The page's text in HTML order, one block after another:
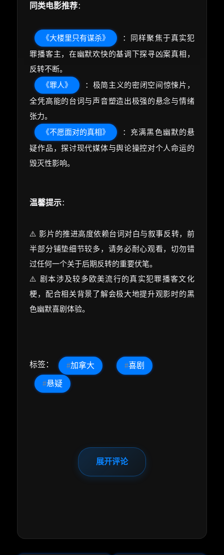
同类电影推荐：
《大楼里只有谋杀》
：同样聚焦于真实犯
罪播客主，在幽默欢快的基调下探寻凶案真相，
反转不断。
《罪人》
：极简主义的密闭空间惊悚片，
全凭高能的台词与声音塑造出极强的悬念与情绪
张力。
《不愿面对的真相》
：充满黑色幽默的悬
疑作品，探讨现代媒体与舆论操控对个人命运的
毁灭性影响。
温馨提示：
⚠️ 影片的推进高度依赖台词对白与叙事反转，前
半部分铺垫细节较多，请务必耐心观看，切勿错
过任何一个关于后期反转的重要伏笔。
⚠️ 剧本涉及较多欧美流行的真实犯罪播客文化
梗，配合相关背景了解会极大地提升观影时的黑
色幽默喜剧体验。
标签： #加拿大 #喜剧
#悬疑
展开评论